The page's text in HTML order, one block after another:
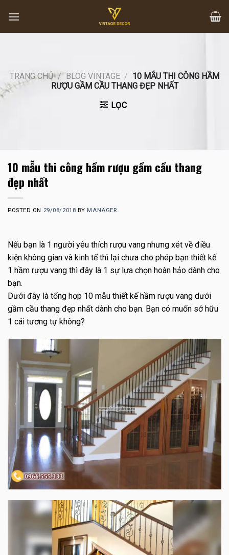
content
TRANG CHỦ / BLOG VINTAGE / 10 MẪU THI CÔNG HẦM
RƯỢU GẦM CẦU THANG ĐẸP NHẤT
LỌC
10 mẫu thi công hầm rượu gầm cầu thang
đẹp nhất
POSTED ON 29/08/2018 BY MANAGER
Nếu bạn là 1 người yêu thích rượu vang nhưng xét về điều
kiện không gian và kinh tế thì lại chưa cho phép bạn thiết kế
1 hầm rượu vang thì đây là 1 sự lựa chọn hoàn hảo dành cho
bạn.
Dưới đây là tổng hợp 10 mẫu thiết kế hầm rượu vang dưới
gầm cầu thang đẹp nhất dành cho bạn. Bạn có muốn sở hữu
1 cái tương tự không?